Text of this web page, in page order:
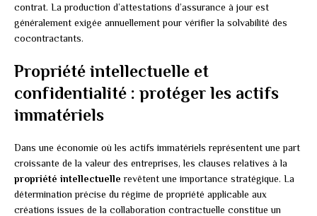
contrat. La production d’attestations d’assurance à jour est
généralement exigée annuellement pour vérifier la solvabilité des
cocontractants.
Propriété intellectuelle et
confidentialité : protéger les actifs
immatériels
Dans une économie où les actifs immatériels représentent une part
croissante de la valeur des entreprises, les clauses relatives à la
propriété intellectuelle revêtent une importance stratégique. La
détermination précise du régime de propriété applicable aux
créations issues de la collaboration contractuelle constitue un